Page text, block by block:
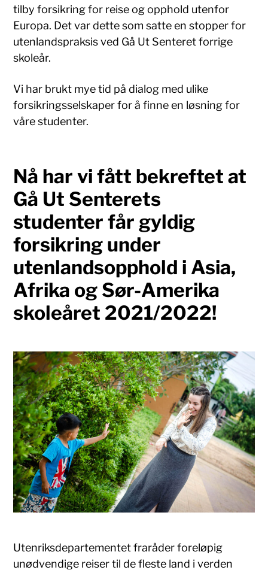
tilby forsikring for reise og opphold utenfor
Europa. Det var dette som satte en stopper for
utenlandspraksis ved Gå Ut Senteret forrige
skoleår.
Vi har brukt mye tid på dialog med ulike
forsikringsselskaper for å finne en løsning for
våre studenter.
Nå har vi fått bekreftet at
Gå Ut Senterets
studenter får gyldig
forsikring under
utenlandsopphold i Asia,
Afrika og Sør-Amerika
skoleåret 2021/2022!
Utenriksdepartementet fraråder foreløpig
unødvendige reiser til de fleste land i verden